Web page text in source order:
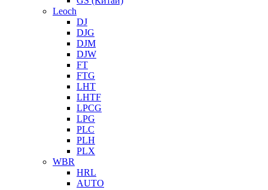
Leoch
DJ
DJG
DJM
DJW
FT
FTG
LHT
LHTF
LPCG
LPG
PLC
PLH
PLX
WBR
HRL
AUTO